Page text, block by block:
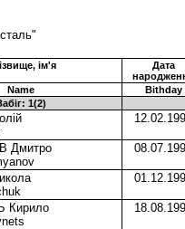
ім'я
Дата
Name
Bithday
1(2)
Дмитро
Кирило